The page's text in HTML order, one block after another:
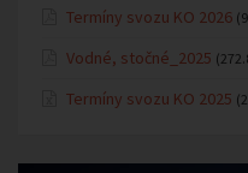
Termíny svozu KO 2026
Vodné, stočné_2025
Termíny svozu KO 2025